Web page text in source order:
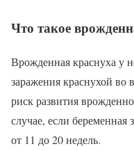
Что такое
Врожденная краснуха у
заражения краснухой
риск развития
случае, если беременная
от 11 до 20 недель.